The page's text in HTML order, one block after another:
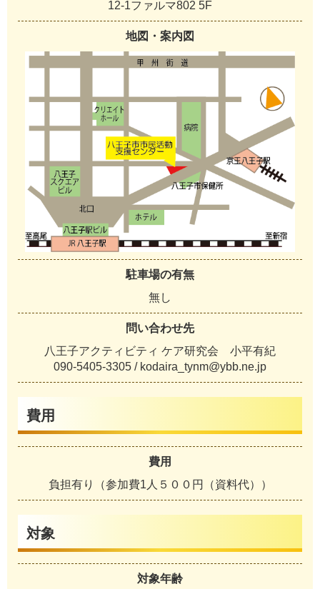
12-1ファルマ802 5F
地図・案内図
駐車場の有無
無し
問い合わせ先
八王子アクティビティ ケア研究会 小平有紀
090-5405-3305 / kodaira_tynm@ybb.ne.jp
費用
費用
負担有り（参加費1人５００円（資料代））
対象
対象年齢